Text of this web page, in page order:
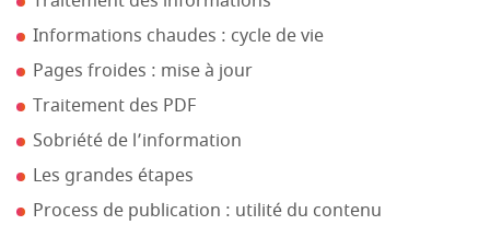
Informations chaudes : cycle de vie
Pages froides : mise à jour
Traitement des PDF
Sobriété de l’information
Les grandes étapes
Process de publication : utilité du contenu